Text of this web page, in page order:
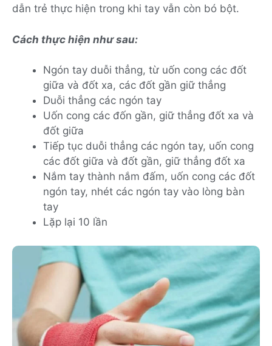
dẫn trẻ thực hiện trong khi tay vẫn còn bó bột.
Cách thực hiện như sau:
Ngón tay duỗi thẳng, từ uốn cong các đốt
giữa và đốt xa, các đốt gần giữ thẳng
Duỗi thẳng các ngón tay
Uốn cong các đốn gần, giữ thẳng đốt xa và
đốt giữa
Tiếp tục duỗi thẳng các ngón tay, uốn cong
các đốt giữa và đốt gần, giữ thẳng đốt xa
Nắm tay thành nắm đấm, uốn cong các đốt
ngón tay, nhét các ngón tay vào lòng bàn
tay
Lặp lại 10 lần